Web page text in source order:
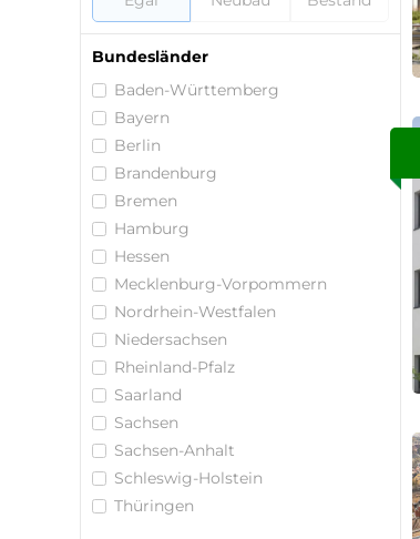
Bundesländer
Baden-Württemberg
Bayern
Berlin
Brandenburg
Bremen
Hamburg
Hessen
Mecklenburg-Vorpommern
Nordrhein-Westfalen
Niedersachsen
Rheinland-Pfalz
Saarland
Sachsen
Sachsen-Anhalt
Schleswig-Holstein
Thüringen